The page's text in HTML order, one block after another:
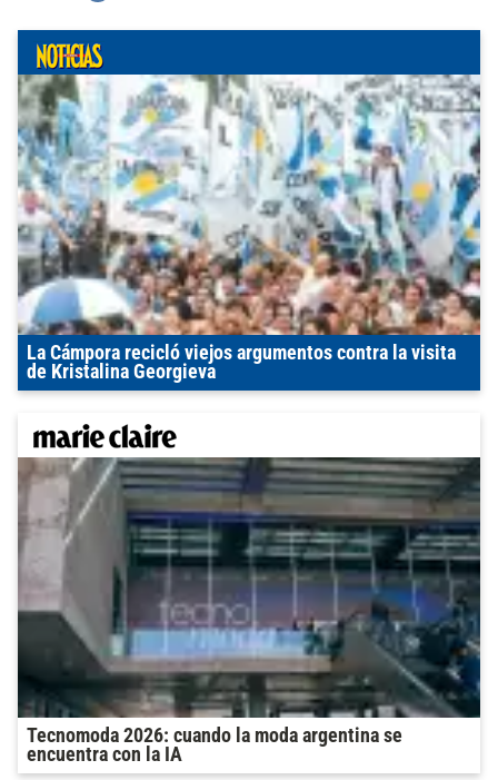
La Cámpora recicló viejos argumentos contra la visita
de Kristalina Georgieva
Tecnomoda 2026: cuando la moda argentina se
encuentra con la IA